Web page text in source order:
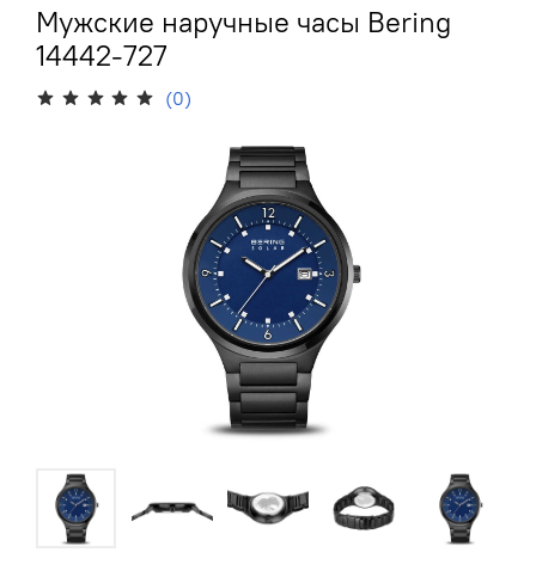
Мужские наручные часы Bering
14442-727
(0)